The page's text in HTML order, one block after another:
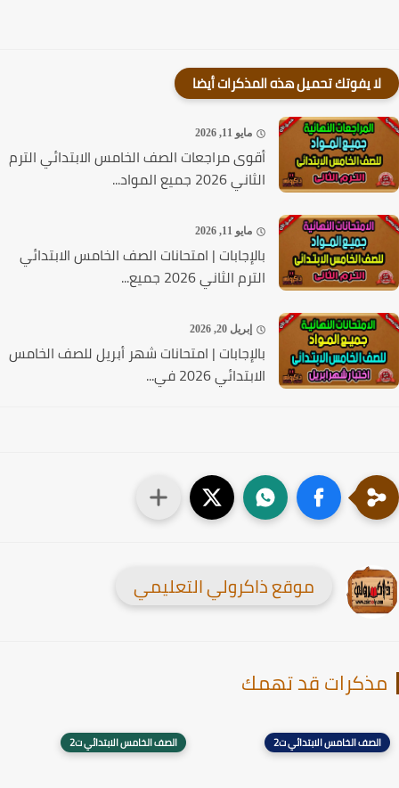
لا يفوتك تحميل هذه المذكرات أيضا
مايو 11, 2026
أقوى مراجعات الصف الخامس الابتدائي الترم
الثاني 2026 جميع المواد...
مايو 11, 2026
بالإجابات | امتحانات الصف الخامس الابتدائي
الترم الثاني 2026 جميع...
إبريل 20, 2026
بالإجابات | امتحانات شهر أبريل للصف الخامس
الابتدائي 2026 في...
موقع ذاكرولي التعليمي
قد تهمك
الصف الخامس الابتدائي ت2 الصف الخامس الابتدائي ت2